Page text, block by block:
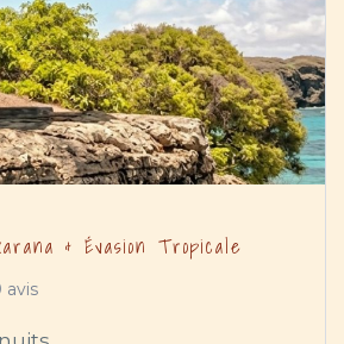
& Évasion Tropicale
avis